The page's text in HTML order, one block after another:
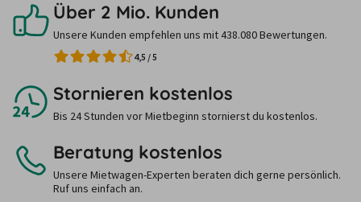
Über 2 Mio. Kunden
Unsere Kunden empfehlen uns mit 438.080 Bewertungen.
4,5 /5
Stornieren kostenlos
Bis 24 Stunden vor Mietbeginn stornierst du kostenlos.
Beratung kostenlos
Unsere Mietwagen-Experten beraten dich gerne persönlich.
Ruf uns einfach an.